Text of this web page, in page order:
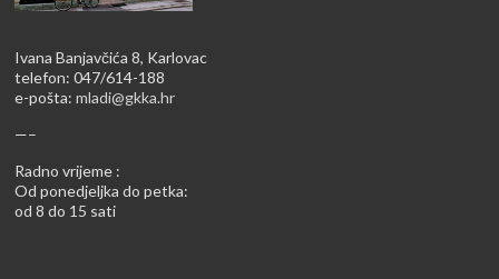
Ivana Banjavčića 8, Karlovac
telefon: 047/614-188
e-pošta:mladi@gkka.hr
—–
Radno vrijeme :
Od ponedjeljka do petka:
od 8 do 15 sati